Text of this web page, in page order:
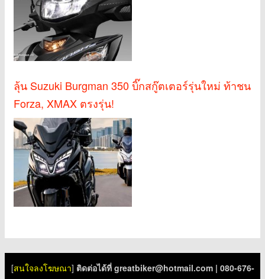
ลุ้น Suzuki Burgman 350 บิ๊กสกู๊ตเตอร์รุ่นใหม่ ท้าชน
Forza, XMAX ตรงรุ่น!
[สนใจลงโฆษณา] ติดต่อได้ที่ greatbiker@hotmail.com| 080-676-